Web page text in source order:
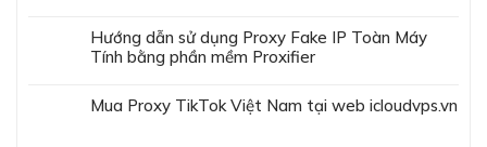
Hướng dẫn sử dụng Proxy Fake IP Toàn Máy
Tính bằng phần mềm Proxifier
Mua Proxy TikTok Việt Nam tại web icloudvps.vn